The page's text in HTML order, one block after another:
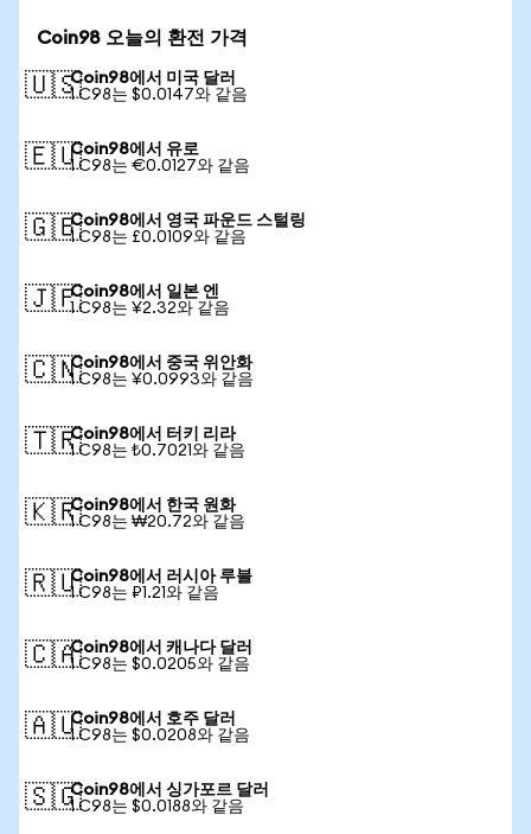
Coin98 오늘의 환전 가격
🇺🇸Coin98에서 미국 달러
1 C98는 $0.0147와 같음
🇪🇺Coin98에서 유로
1 C98는 €0.0127와 같음
🇬🇧Coin98에서 영국 파운드 스털링
1 C98는 £0.0109와 같음
🇯🇵Coin98에서 일본 엔
1 C98는 ¥2.32와 같음
🇨🇳Coin98에서 중국 위안화
1 C98는 ¥0.0993와 같음
🇹🇷Coin98에서 터키 리라
1 C98는 ₺0.7021와 같음
🇰🇷Coin98에서 한국 원화
1 C98는 ₩20.72와 같음
🇷🇺Coin98에서 러시아 루블
1 C98는 ₽1.21와 같음
🇨🇦Coin98에서 캐나다 달러
1 C98는 $0.0205와 같음
🇦🇺Coin98에서 호주 달러
1 C98는 $0.0208와 같음
🇸🇬Coin98에서 싱가포르 달러
1 C98는 $0.0188와 같음